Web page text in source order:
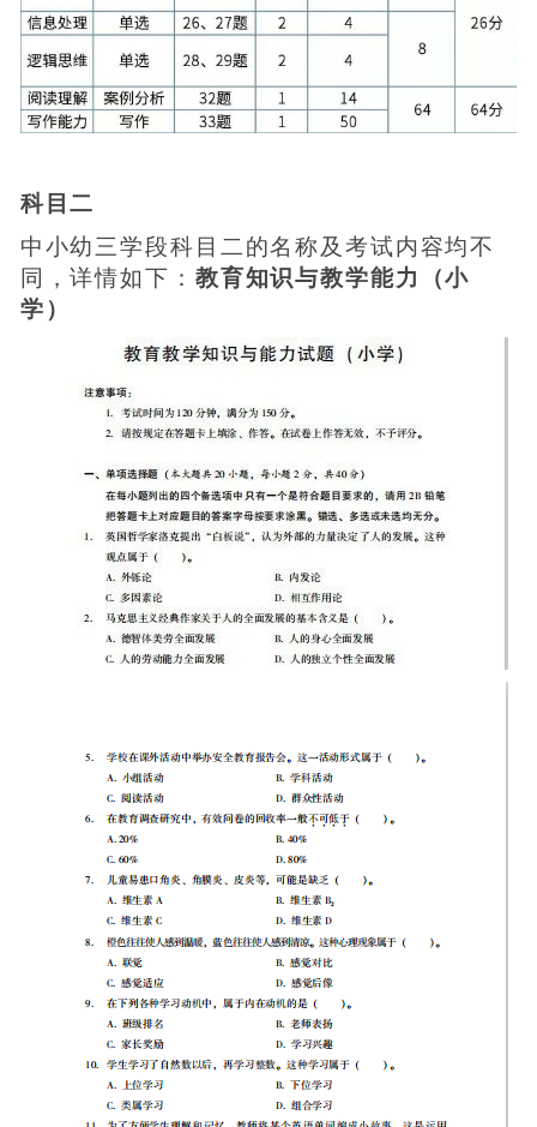
科目二
中小幼三学段科目二的名称及考试内容均不
同，详情如下： 教育知识与教学能力（小
学）